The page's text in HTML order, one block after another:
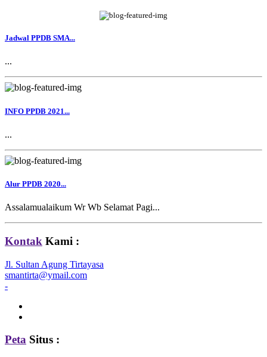
Jadwal PPDB SMA...
...
INFO PPDB 2021...
...
Alur PPDB 2020...
Assalamualaikum Wr Wb Selamat Pagi...
Kontak Kami :
Jl. Sultan Agung Tirtayasa
smantirta@ymail.com
-
Peta Situs :